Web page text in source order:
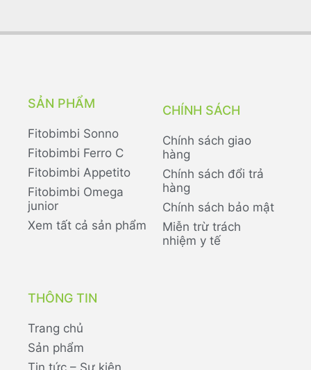
SẢN PHẨM
Fitobimbi Sonno
Fitobimbi Ferro C
Fitobimbi Appetito
Fitobimbi Omega
junior
Xem tất cả sản phẩm
CHÍNH SÁCH
Chính sách giao
hàng
Chính sách đổi trả
hàng
Chính sách bảo mật
Miễn trừ trách
nhiệm y tế
THÔNG TIN
Trang chủ
Sản phẩm